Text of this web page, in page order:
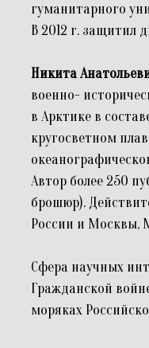
гуманитарного
В 2012 г. защитил
Никита
военно-
в Арктике в
кругосветном
Автор более 250
брошюр).
России и Москвы,
Сфера научных
Гражданской
моряках